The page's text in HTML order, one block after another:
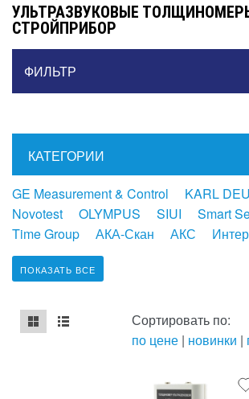
УЛЬТРАЗВУКОВЫЕ
СТРОЙПРИБОР
ФИЛЬТР
КАТЕГОРИИ
GE Measurement & Control
KARL
Novotest
OLYMPUS SIUI
Smart
Time Group
АКА-Скан АКС
ПОКАЗАТЬ ВСЕ
mse2_chunk_default
mse2_chunk_alternate
Сортировать по:
по цене | новинки |